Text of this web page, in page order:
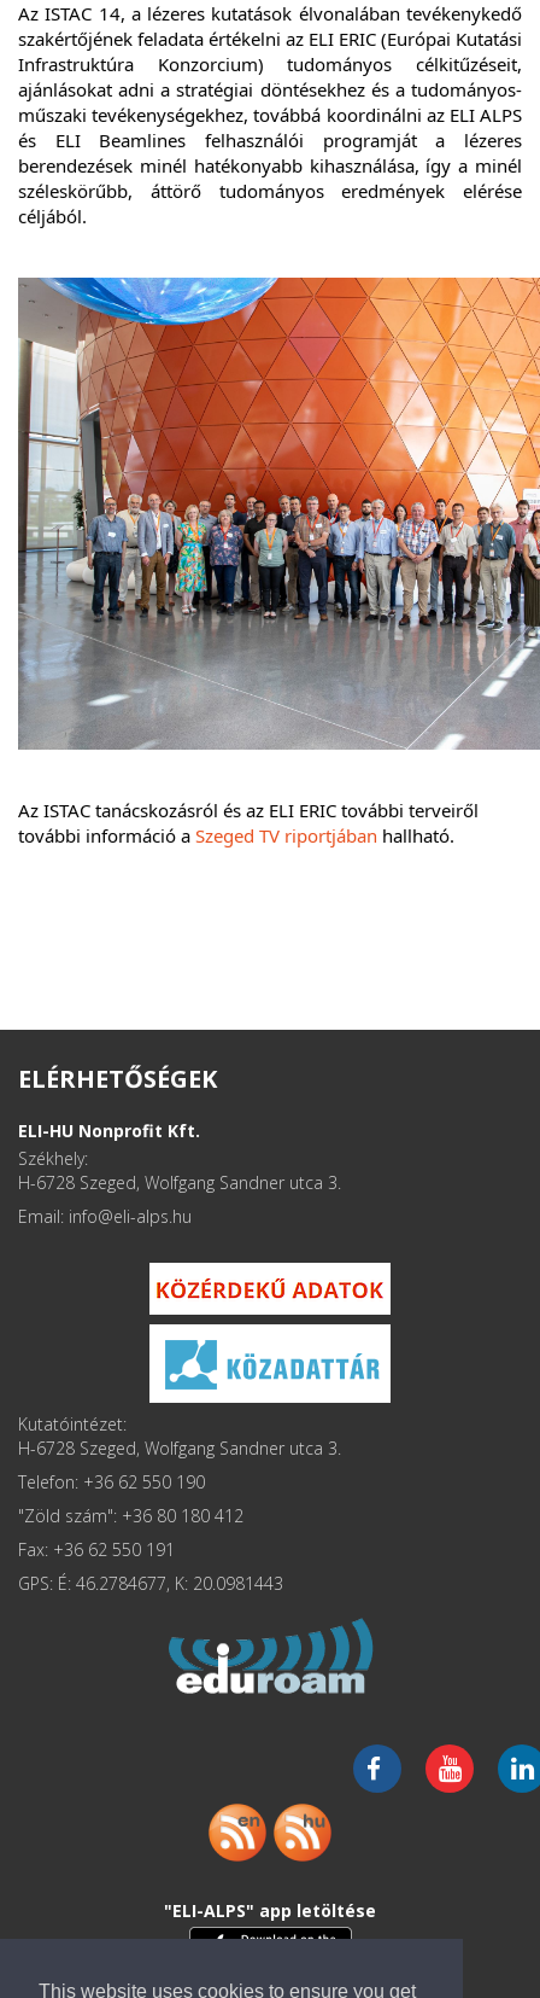
This website uses cookies to ensure you get
Az ISTAC 14, a lézeres kutatások élvonalában tevékenykedő
szakértőjének feladata értékelni az ELI ERIC (Európai Kutatási
Infrastruktúra Konzorcium) tudományos célkitűzéseit,
ajánlásokat adni a stratégiai döntésekhez és a tudományos-
műszaki tevékenységekhez, továbbá koordinálni az ELI ALPS
és ELI Beamlines felhasználói programját a lézeres
berendezések minél hatékonyabb kihasználása, így a minél
széleskörűbb, áttörő tudományos eredmények elérése
céljából.
Az ISTAC tanácskozásról és az ELI ERIC további terveiről
további információ a Szeged TV riportjában hallható.
ELÉRHETŐSÉGEK
ELI-HU Nonprofit Kft.
Székhely:
H-6728 Szeged, Wolfgang Sandner utca 3.
Email: info
Kutatóintézet:
H-6728 Szeged, Wolfgang Sandner utca 3.
Telefon: +36 62 550 190
"Zöld szám": +36 80 180 412
Fax: +36 62 550 191
GPS: É: 46.2784677, K: 20.0981443
"ELI-ALPS" app letöltése